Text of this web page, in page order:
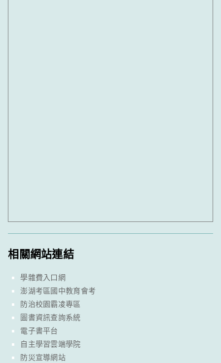
相關網站連結
學雜費入口網
澎湖考區國中教育會考
防治校園霸凌專區
圖書資訊查詢系統
電子書平台
自主學習雲端學院
防災宣導網站